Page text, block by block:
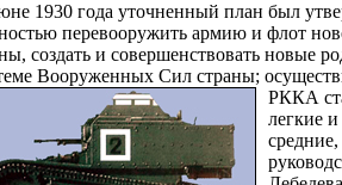
1930 года уточненный план был
перевооружить армию и флот
создать и совершенствовать новые
Вооруженных Сил страны;
РККА
легкие